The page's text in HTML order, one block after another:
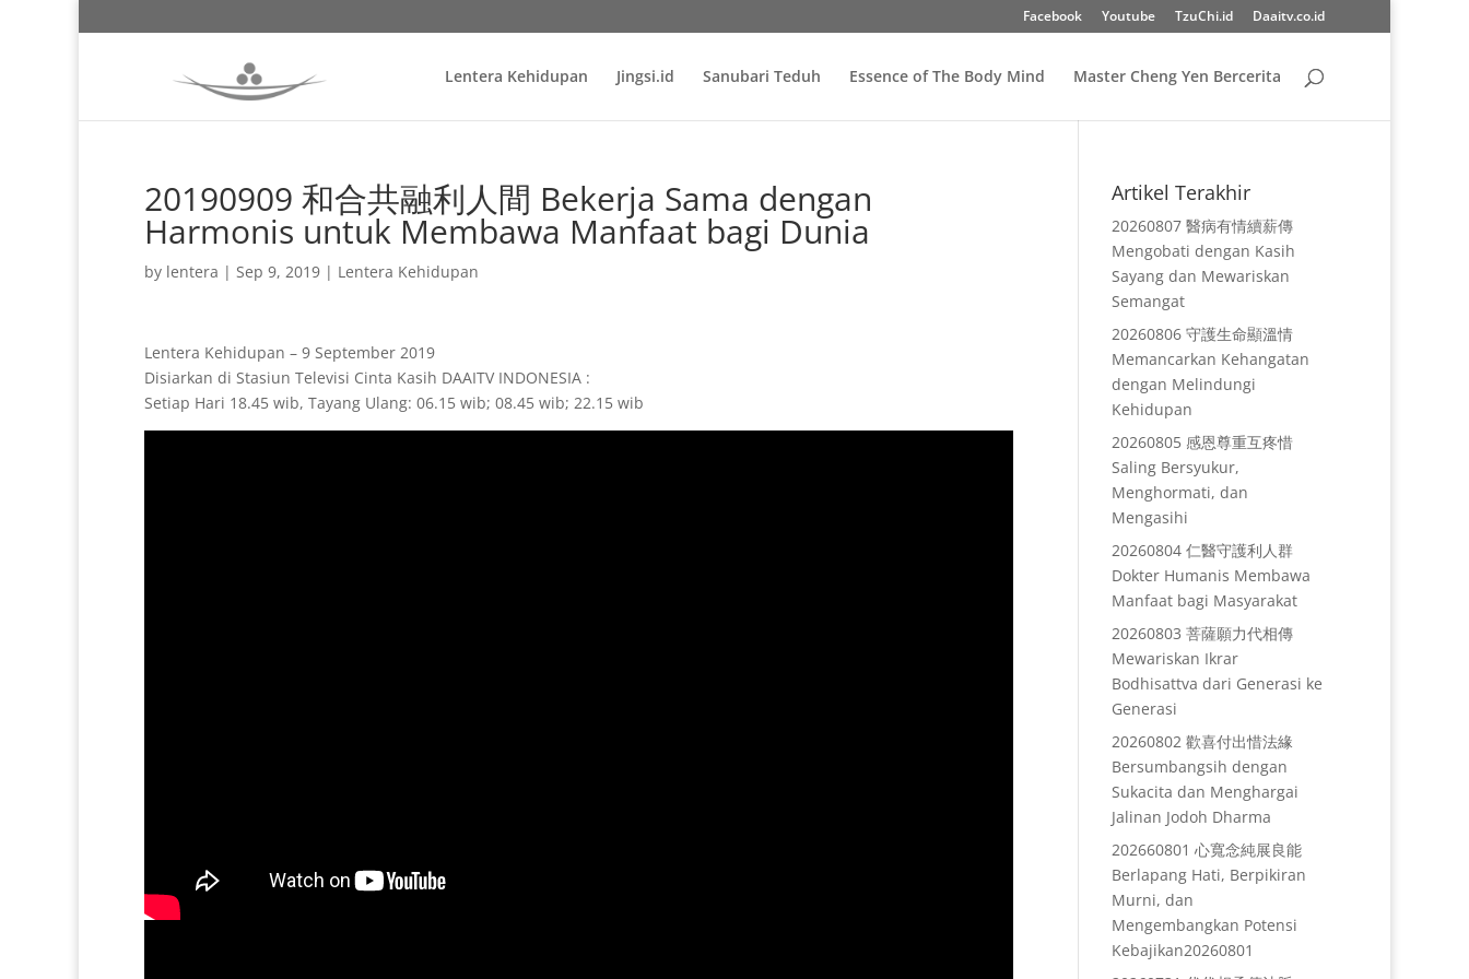
Facebook Youtube TzuChi.id Daaitv.co.id
Lentera Kehidupan Jingsi.id Sanubari Teduh Essence of The Body Mind Master Cheng Yen Bercerita
20190909 和合共融利人間 Bekerja Sama dengan
Harmonis untuk Membawa Manfaat bagi Dunia
by lentera | Sep 9, 2019 | Lentera Kehidupan
Lentera Kehidupan – 9 September 2019
Disiarkan di Stasiun Televisi Cinta Kasih DAAITV INDONESIA :
Setiap Hari 18.45 wib, Tayang Ulang: 06.15 wib; 08.45 wib; 22.15 wib
Artikel Terakhir
20260807 醫病有情續薪傳
Mengobati dengan Kasih
Sayang dan Mewariskan
Semangat
20260806 守護生命顯溫情
Memancarkan Kehangatan
dengan Melindungi
Kehidupan
20260805 感恩尊重互疼惜
Saling Bersyukur,
Menghormati, dan
Mengasihi
20260804 仁醫守護利人群
Dokter Humanis Membawa
Manfaat bagi Masyarakat
20260803 菩薩願力代相傳
Mewariskan Ikrar
Bodhisattva dari Generasi ke
Generasi
20260802 歡喜付出惜法緣
Bersumbangsih dengan
Sukacita dan Menghargai
Jalinan Jodoh Dharma
202660801 心寬念純展良能
Berlapang Hati, Berpikiran
Murni, dan
Mengembangkan Potensi
Kebajikan20260801